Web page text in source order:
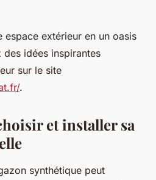
extérieur en un oasis
idées inspirantes
sur le site
.
et installer sa
synthétique peut